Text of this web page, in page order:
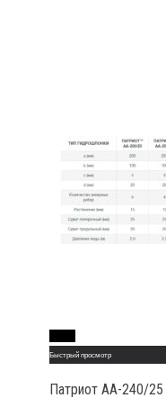
Быстрый просмотр
Патриот АА-240/25